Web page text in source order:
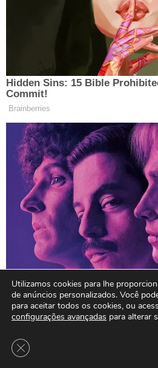
Utilizamos cookies para lhe
de anúncios personalizados. Você
para aceitar todos os cookies, ou
configurações avançadas para alterar
Close GDPR Cookie Banner